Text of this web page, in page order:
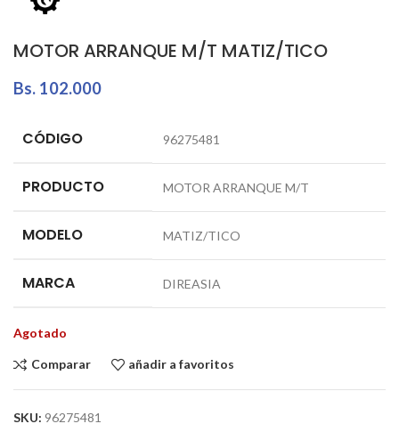
MOTOR ARRANQUE M/T MATIZ/TICO
Bs. 102.000
CÓDIGO 96275481
PRODUCTO MOTOR ARRANQUE M/T
MODELO MATIZ/TICO
MARCA DIREASIA
Agotado
Comparar añadir a favoritos
SKU: 96275481